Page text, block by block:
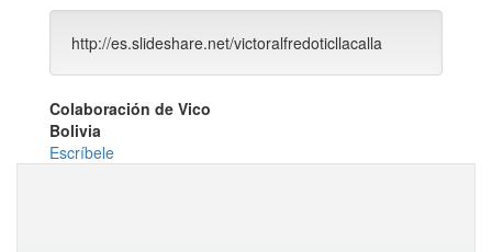
http://es.slideshare.net/victoralfredoticllacalla
Colaboración de Vico
Bolivia
Escríbele